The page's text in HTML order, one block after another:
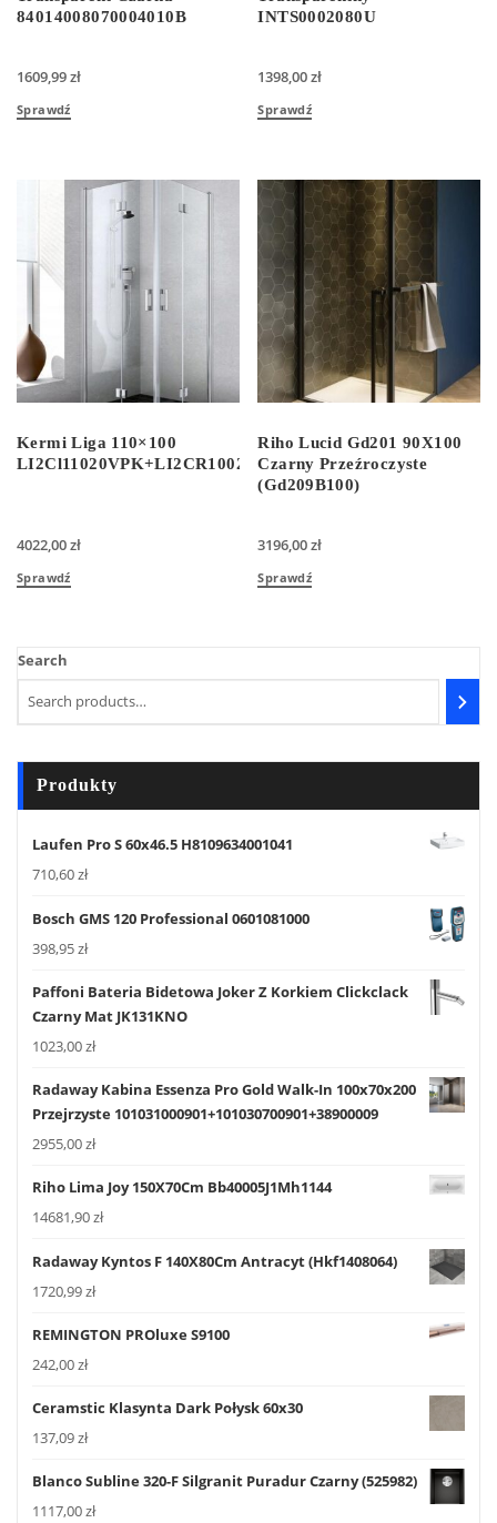
84014008070004010B
1609,99zł
Sprawdź
INTS0002080U
1398,00zł
Sprawdź
Kermi Liga 110×100
LI2Cl11020VPK+LI2CR10020VPK
4022,00zł
Sprawdź
Riho Lucid Gd201 90X100
Czarny Przeźroczyste
(Gd209B100)
3196,00zł
Sprawdź
Search
Produkty
Laufen Pro S 60x46.5 H8109634001041
710,60zł
Bosch GMS 120 Professional 0601081000
398,95zł
Paffoni Bateria Bidetowa Joker Z Korkiem Clickclack
Czarny Mat JK131KNO
1023,00zł
Radaway Kabina Essenza Pro Gold Walk-In 100x70x200
Przejrzyste 101031000901+101030700901+38900009
2955,00zł
Riho Lima Joy 150X70Cm Bb40005J1Mh1144
14681,90zł
Radaway Kyntos F 140X80Cm Antracyt (Hkf1408064)
1720,99zł
REMINGTON PROluxe S9100
242,00zł
Ceramstic Klasynta Dark Połysk 60x30
137,09zł
Blanco Subline 320-F Silgranit Puradur Czarny (525982)
1117,00zł